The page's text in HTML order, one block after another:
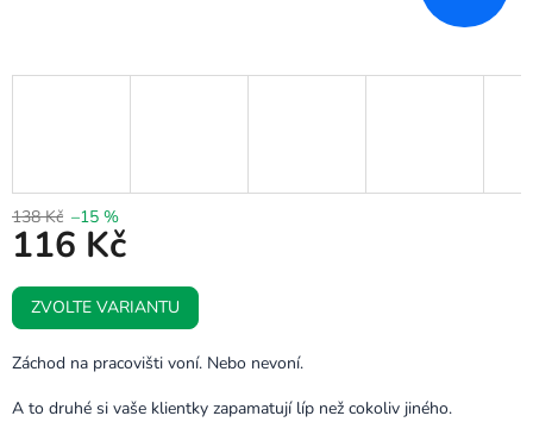
138 Kč –15 %
116 Kč
Měrná
cena:
ZVOLTE VARIANTU
Záchod na pracovišti voní. Nebo nevoní.
A to druhé si vaše klientky zapamatují líp než cokoliv jiného.